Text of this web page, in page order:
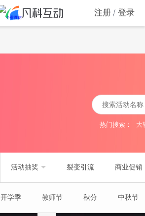
注册 登录
热门搜索： 大
活动抽奖 裂变引流 商业促销
开学季 教师节 秋分 中秋节